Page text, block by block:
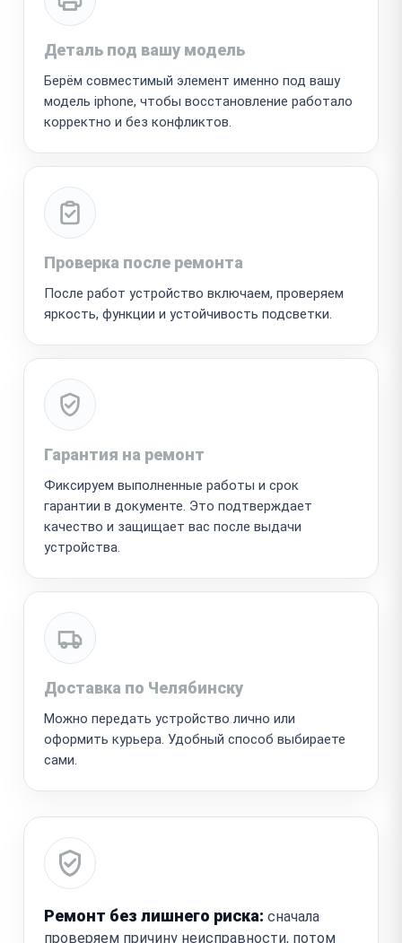
Деталь под вашу модель
Берём совместимый элемент именно под вашу
модель iphone, чтобы восстановление работало
корректно и без конфликтов.
Проверка после ремонта
После работ устройство включаем, проверяем
яркость, функции и устойчивость подсветки.
Гарантия на ремонт
Фиксируем выполненные работы и срок
гарантии в документе. Это подтверждает
качество и защищает вас после выдачи
устройства.
Доставка по Челябинску
Можно передать устройство лично или
оформить курьера. Удобный способ выбираете
сами.
Ремонт без лишнего риска: сначала
проверяем причину неисправности, потом